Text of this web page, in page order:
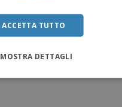
ACCETTA TUTTO
MOSTRA DETTAGLI